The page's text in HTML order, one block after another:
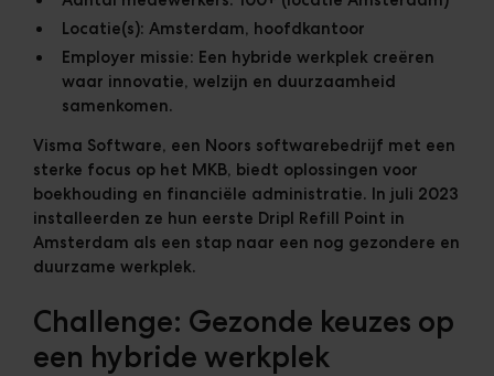
Locatie(s): Amsterdam, hoofdkantoor
Employer missie: Een hybride werkplek creëren
waar innovatie, welzijn en duurzaamheid
samenkomen.
Visma Software, een Noors softwarebedrijf met een
sterke focus op het MKB, biedt oplossingen voor
boekhouding en financiële administratie. In juli 2023
installeerden ze hun eerste Dripl Refill Point in
Amsterdam als een stap naar een nog gezondere en
duurzame werkplek.
Challenge: Gezonde keuzes op
een hybride werkplek